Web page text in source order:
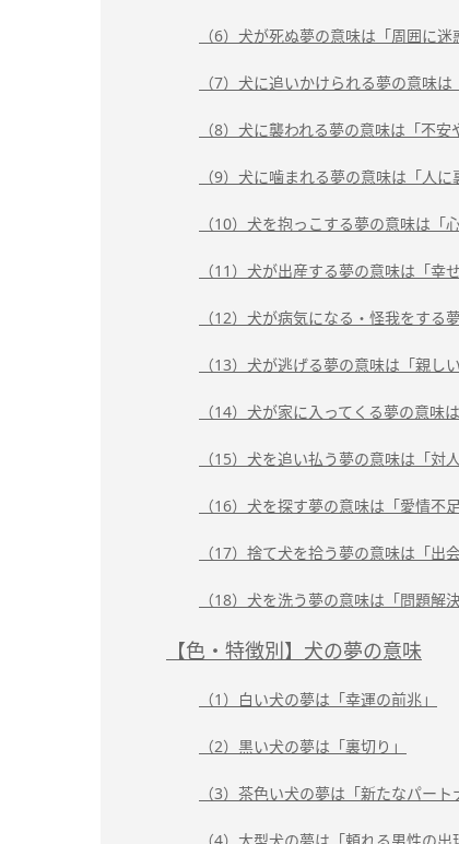
（6）犬が死ぬ夢の意味は「周囲に迷
（7）犬に追いかけられる夢の意味は
（8）犬に襲われる夢の意味は「不安
（9）犬に噛まれる夢の意味は「人に
（10）犬を抱っこする夢の意味は「
（11）犬が出産する夢の意味は「幸
（12）犬が病気になる・怪我をする
（13）犬が逃げる夢の意味は「親し
（14）犬が家に入ってくる夢の意味
（15）犬を追い払う夢の意味は「対
（16）犬を探す夢の意味は「愛情不足
（17）捨て犬を拾う夢の意味は「出
（18）犬を洗う夢の意味は「問題解決
【色・特徴別】犬の夢の意味
（1）白い犬の夢は「幸運の前兆」
（2）黒い犬の夢は「裏切り」
（3）茶色い犬の夢は「新たなパート